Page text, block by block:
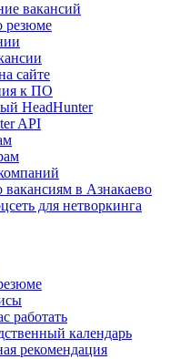
вакансий
резюме
сайте
к ПО
HeadHunter
API
в Азнакаево
для нетворкинга
работать
календарь
рекомендация